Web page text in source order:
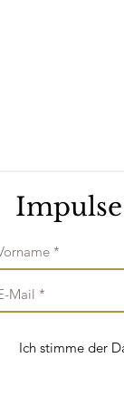
Ich stimme der